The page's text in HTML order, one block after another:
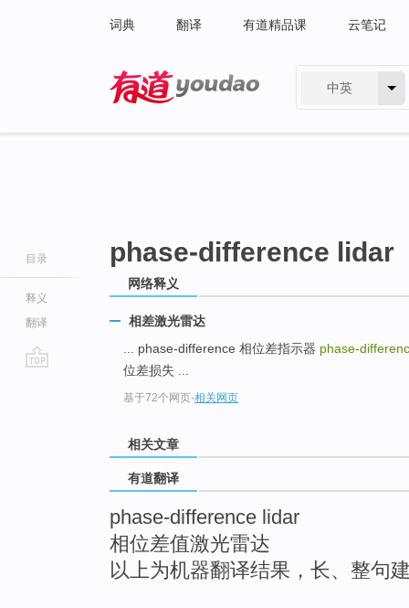
词典 翻译 有道精品课 云笔记
中英
目录
释义
翻译
phase-difference lidar
网络释义
相差激光雷达
... phase-difference 相位差指示器 phase-
位差损失 ...
基于72个网页-相关网页
相关文章
有道翻译
phase-difference lidar
相位差值激光雷达
以上为机器翻译结果，长、整句